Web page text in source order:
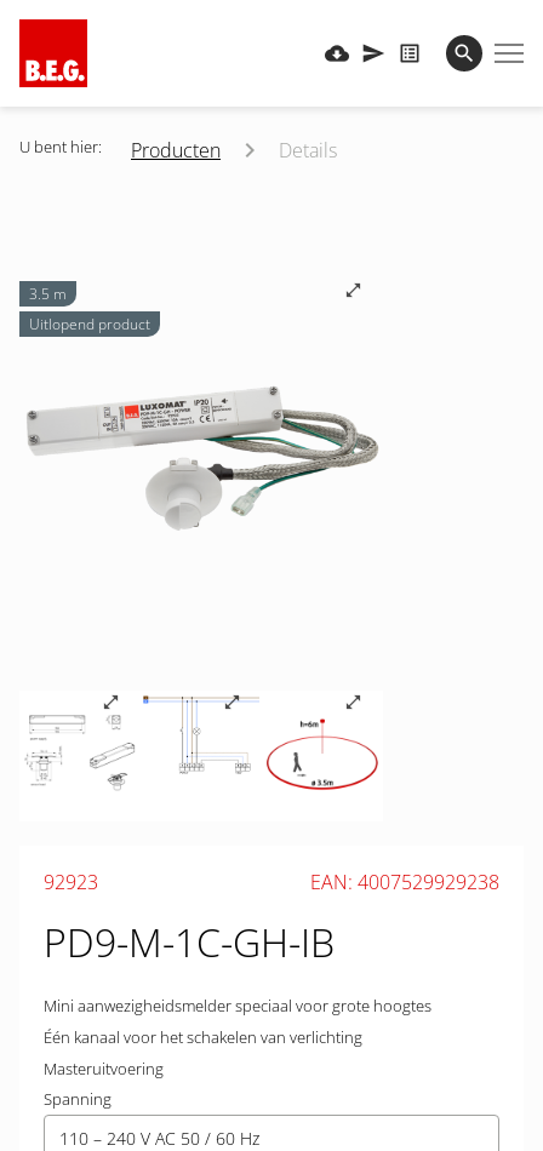
U bent hier: Producten Details
3.5 m
Uitlopend product
92923 EAN: 4007529929238
PD9-M-1C-GH-IB
Mini aanwezigheidsmelder speciaal voor grote hoogtes
Één kanaal voor het schakelen van verlichting
Masteruitvoering
Spanning
110 – 240 V AC 50 / 60 Hz